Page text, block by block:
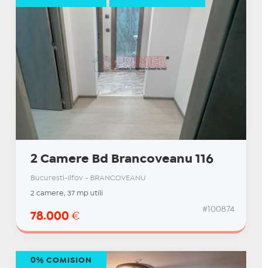
2 Camere Bd Brancoveanu 116
Bucuresti-Ilfov - BRANCOVEANU
2 camere, 37 mp utili
78.000 €
#100874
0% COMISION